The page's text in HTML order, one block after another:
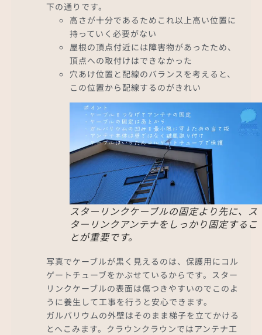
下の通りです。
高さが十分であるためこれ以上高い位置に
持っていく必要がない
屋根の頂点付近には障害物があったため、
頂点への取付けはできなかった
穴あけ位置と配線のバランスを考えると、
この位置から配線するのがきれい
スターリンクケーブルの固定より先に、ス
ターリンクアンテナをしっかり固定するこ
とが重要です。
写真でケーブルが黒く見えるのは、保護用にコル
ゲートチューブをかぶせているからです。スター
リンクケーブルの表面は傷つきやすいのでこのよ
うに養生して工事を行うと安心できます。
ガルバリウムの外壁はそのまま梯子を立てかける
とへこみます。クラウンクラウンではアンテナ工